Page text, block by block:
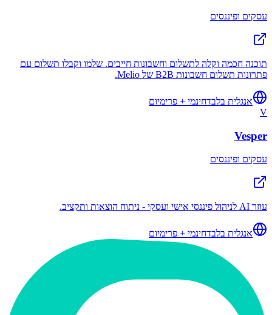
עסקים ופיננסים
תוכנה חכמה וקלה לתשלום וחשבונות חייבים. שלמו וקבלו תשלום עם
פתרונות תשלום חשבונות B2B של Melio.
אנגלית בלבדחינמי + פרימיום
V
Vesper
עסקים ופיננסים
עוזר AI לניהול פיננסי אישי ועסקי - ניתוח הוצאות ותקציב.
אנגלית בלבדחינמי + פרימיום